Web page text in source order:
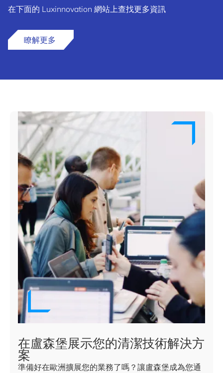
在下面的 Luxinnovation 網站上查找更多資訊
瞭解更多
在盧森堡展示您的清潔技術解決方
案
準備好在歐洲擴展您的業務了嗎？讓盧森堡成為您通